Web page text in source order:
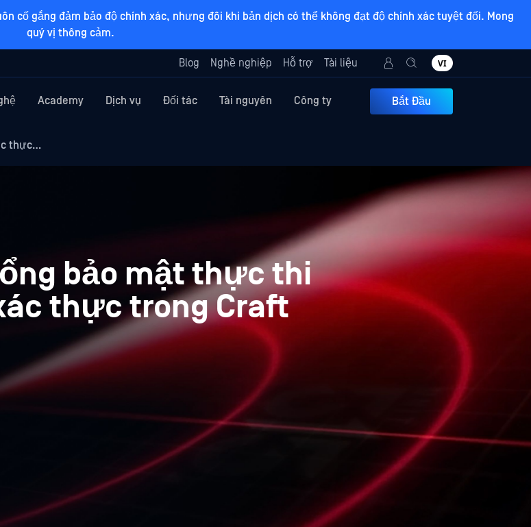
cố gắng đảm bảo độ chính xác, nhưng đôi khi bản dịch có thể không đạt độ chính xác tuyệt đối. Mong
quý vị thông cảm.
Blog Nghề nghiệp Hỗ trợ Tài liệu VI
Academy Dịch vụ Đối tác Tài nguyên Công ty Bắt Đầu
thực…
bảo mật thực thi
thực trong Craft